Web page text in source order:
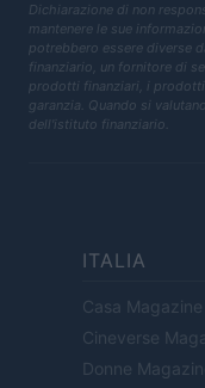
Dichiarazione di non
mantenere le sue
potrebbero essere diverse
finanziario, un fornitore di
prodotti finanziari, i
garanzia. Quando si
dell'istituto finanziario.
ITALIA
Casa Magazine
Cineverse
Donne